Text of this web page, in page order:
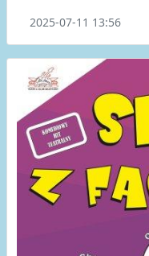
2025-07-11 13:56